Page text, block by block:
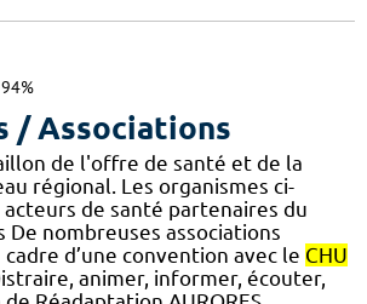
94%
/ Associations
de l'offre de santé et de la
régional. Les organismes ci-
acteurs de santé partenaires du
De nombreuses associations
d’une convention avec le CHU
animer, informer, écouter,